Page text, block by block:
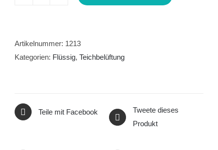
Menge
Artikelnummer: 1213
Kategorien: Flüssig, Teichbelüftung
Teile mit Facebook
Tweete dieses
Produkt